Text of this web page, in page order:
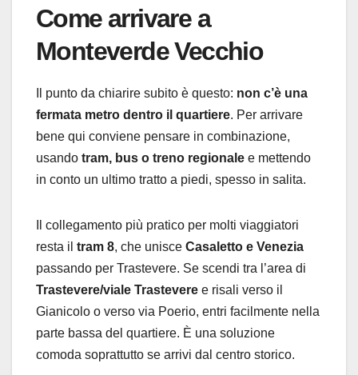
Come arrivare a
Monteverde Vecchio
Il punto da chiarire subito è questo: non c’è una
fermata metro dentro il quartiere. Per arrivare
bene qui conviene pensare in combinazione,
usando tram, bus o treno regionale e mettendo
in conto un ultimo tratto a piedi, spesso in salita.
Il collegamento più pratico per molti viaggiatori
resta il tram 8, che unisce Casaletto e Venezia
passando per Trastevere. Se scendi tra l’area di
Trastevere/viale Trastevere e risali verso il
Gianicolo o verso via Poerio, entri facilmente nella
parte bassa del quartiere. È una soluzione
comoda soprattutto se arrivi dal centro storico.